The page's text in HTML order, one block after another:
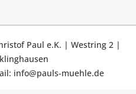
Paul e.K. | Westring 2 |
info@pauls-muehle.de